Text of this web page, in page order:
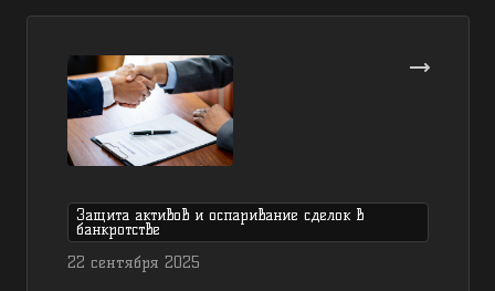
Защита активов и оспаривание сделок в
банкротстве
22 сентября 2025